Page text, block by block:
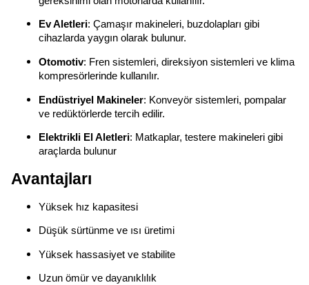
Ev Aletleri: Çamaşır makineleri, buzdolapları gibi
cihazlarda yaygın olarak bulunur.
Otomotiv: Fren sistemleri, direksiyon sistemleri ve klima
kompresörlerinde kullanılır.
Endüstriyel Makineler: Konveyör sistemleri, pompalar
ve redüktörlerde tercih edilir.
Elektrikli El Aletleri: Matkaplar, testere makineleri gibi
araçlarda bulunur
Avantajları
Yüksek hız kapasitesi
Düşük sürtünme ve ısı üretimi
Yüksek hassasiyet ve stabilite
Uzun ömür ve dayanıklılık